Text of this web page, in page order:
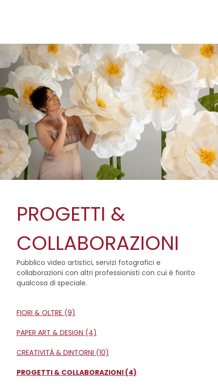
PROGETTI &
COLLABORAZIONI
Pubblico video artistici, servizi fotografici e
collaborazioni con altri professionisti con cui è fiorito
qualcosa di speciale.
FIORI & OLTRE (9)
PAPER ART & DESIGN (4)
CREATIVITÀ & DINTORNI (10)
PROGETTI & COLLABORAZIONI (4)